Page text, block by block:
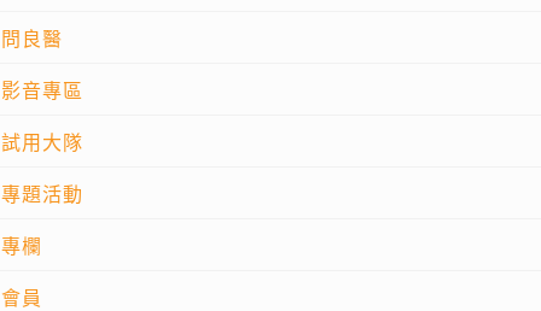
問良醫
影音專區
試用大隊
專題活動
專欄
會員